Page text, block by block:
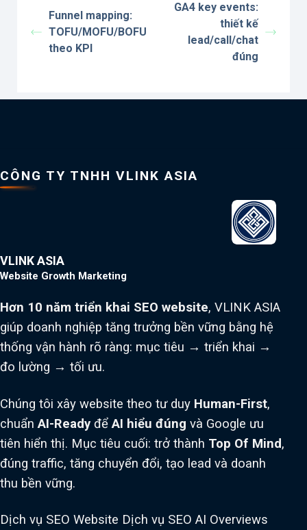
Funnel mapping:
TOFU/MOFU/BOFU
theo KPI
GA4 key events:
thiết kế
lead/call/chat
đúng
CÔNG TY TNHH VLINK ASIA
VLINK ASIA
Website Growth Marketing
Hơn 10 năm triển khai SEO website, VLINK ASIA
giúp doanh nghiệp tăng trưởng bền vững bằng hệ
thống vận hành rõ ràng: mục tiêu → triển khai →
đo lường → tối ưu.
Chúng tôi xây website theo tư duy Human-First,
chuẩnAI-Ready đểAI hiểu đúng và Google ưu
tiên hiển thị. Mục tiêu cuối: trở thành Top Of Mind,
đúng traffic, tăng chuyển đổi, tạo lead và doanh
thu bền vững.
Dịch vụ SEO Website Dịch vụ SEO AI Overviews